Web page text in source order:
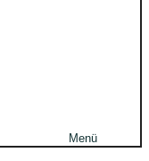
Menü